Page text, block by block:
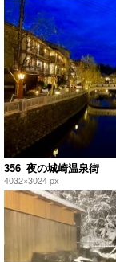
356_夜の城崎温泉街
4032×3024 px